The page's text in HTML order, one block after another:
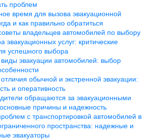
проблем
время для вызова эвакуационной
и как правильно обратиться
владельцев автомобилей по выбору
эвакуационных услуг: критические
успешного выбора
эвакуации автомобилей: выбор
обычной и экстренной эвакуации:
и оперативность
обращаются за эвакуационными
причины и надежность
с транспортировкой автомобилей в
пространства: надежные и
эвакуаторы